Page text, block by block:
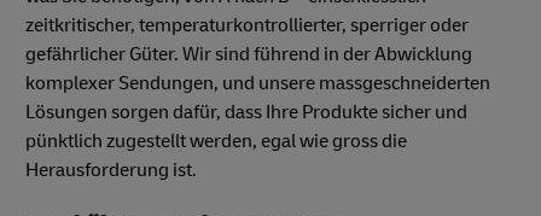
zeitkritischer, temperaturkontrollierter, sperriger oder
gefährlicher Güter. Wir sind führend in der Abwicklung
komplexer Sendungen, und unsere massgeschneiderten
Lösungen sorgen dafür, dass Ihre Produkte sicher und
pünktlich zugestellt werden, egal wie gross die
Herausforderung ist.